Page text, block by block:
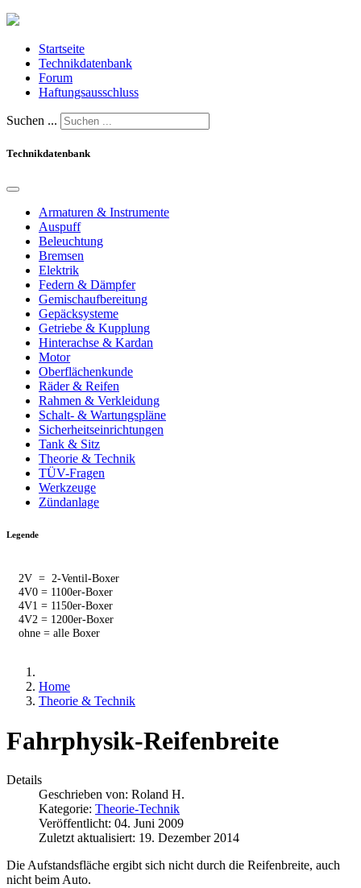
Startseite
Technikdatenbank
Forum
Haftungsausschluss
Suchen ...
Technikdatenbank
Armaturen & Instrumente
Auspuff
Beleuchtung
Bremsen
Elektrik
Federn & Dämpfer
Gemischaufbereitung
Gepäcksysteme
Getriebe & Kupplung
Hinterachse & Kardan
Motor
Oberflächenkunde
Räder & Reifen
Rahmen & Verkleidung
Schalt- & Wartungspläne
Sicherheitseinrichtungen
Tank & Sitz
Theorie & Technik
TÜV-Fragen
Werkzeuge
Zündanlage
Legende
2V = 2-Ventil-Boxer
4V0 = 1100er-Boxer
4V1 = 1150er-Boxer
4V2 = 1200er-Boxer
ohne = alle Boxer
Home
Theorie & Technik
Fahrphysik-Reifenbreite
Details
Geschrieben von: Roland H.
Kategorie: Theorie-Technik
Veröffentlicht: 04. Juni 2009
Zuletzt aktualisiert: 19. Dezember 2014
Die Aufstandsfläche ergibt sich nicht durch die Reifenbreite, auch
nicht beim Auto.